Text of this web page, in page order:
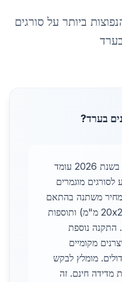
ביותר עלסורגים
ערד
בערד?
מחיר סורגים לבניינים בערד בשנת 2026 עומד
לסורגים מוגמרים
משתנה בהתאם
לעיצוב, עובי הפרופיל (מ-20x20 מ"מ) ותוספות
התקנה נוספת
מקומיים
מומלץ לבקש
מדידה חינם. זה